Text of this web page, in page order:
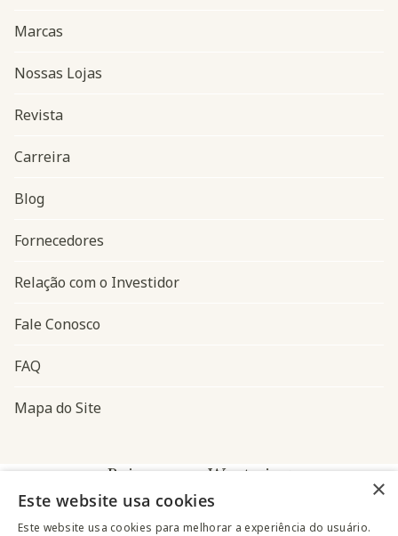
Navegação do rodapé
Marcas
Nossas Lojas
Revista
Carreira
Blog
Fornecedores
Relação com o Investidor
Fale Conosco
FAQ
Mapa do Site
Baixe o app Westwing
×
Este website usa cookies
Este website usa cookies para melhorar a experiência do usuário.